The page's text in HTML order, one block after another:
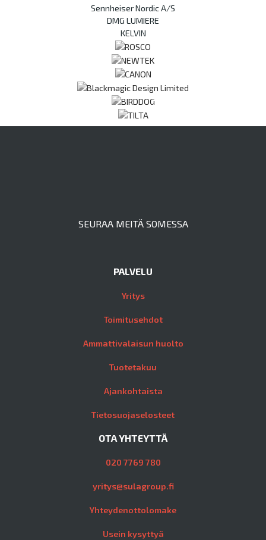
Sennheiser Nordic A/S
DMG LUMIERE
KELVIN
SEURAA MEITÄ SOMESSA
PALVELU
Yritys
Toimitusehdot
Ammattivalaisun huolto
Tuotetakuu
Ajankohtaista
Tietosuojaselosteet
OTA YHTEYTTÄ
020 7769 780
yritys@sulagroup.fi
Yhteydenottolomake
Usein kysyttyä